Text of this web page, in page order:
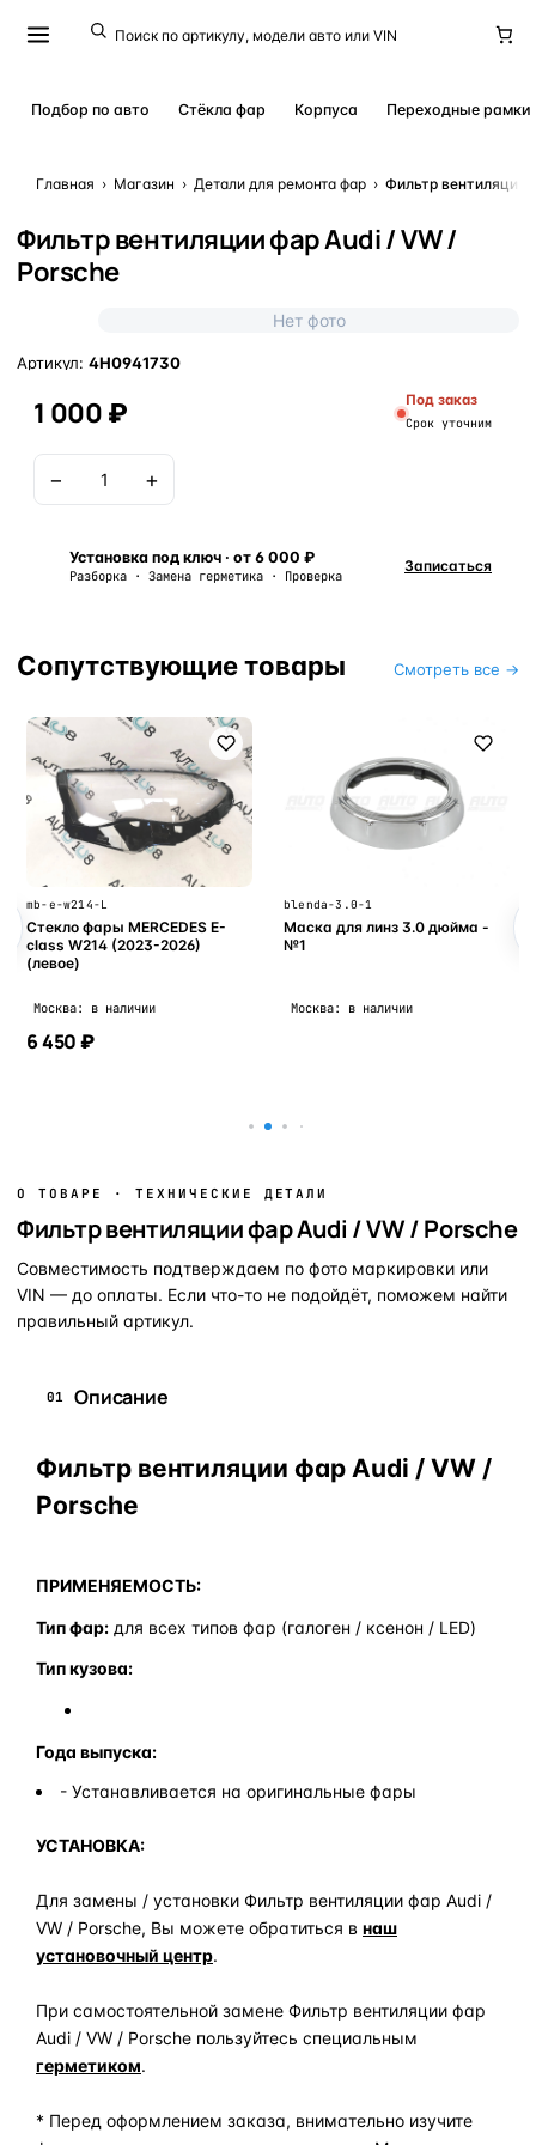
Подбор по авто Стёкла фар Корпуса Переходные рамки
Главная › Магазин › Детали для ремонта фар › Фильтр вентиляции
Фильтр вентиляции фар Audi / VW /
Porsche
Нет фото
Артикул: 4H0941730
1 000 ₽ Под заказ
Срок уточним
− +
Установка под ключ · от 6 000 ₽
Разборка · Замена герметика · Проверка
Записаться
Сопутствующие товары Смотреть все →
mb-e-w214-L
Стекло фары MERCEDES E-
class W214 (2023-2026)
(левое)
Москва: в наличии
6 450 ₽
blenda-3.0-1
Маска для линз 3.0 дюйма -
№1
Москва: в наличии
О ТОВАРЕ · ТЕХНИЧЕСКИЕ ДЕТАЛИ
Фильтр вентиляции фар Audi / VW / Porsche
Совместимость подтверждаем по фото маркировки или
VIN — до оплаты. Если что-то не подойдёт, поможем найти
правильный артикул.
01 Описание
Фильтр вентиляции фар Audi / VW /
Porsche
ПРИМЕНЯЕМОСТЬ:
Тип фар: для всех типов фар (галоген / ксенон / LED)
Тип кузова:
Года выпуска:
- Устанавливается на оригинальные фары
УСТАНОВКА:
Для замены / установки Фильтр вентиляции фар Audi /
VW / Porsche, Вы можете обратиться в наш
установочный центр.
При самостоятельной замене Фильтр вентиляции фар
Audi / VW / Porsche пользуйтесь специальным
герметиком.
* Перед оформлением заказа, внимательно изучите